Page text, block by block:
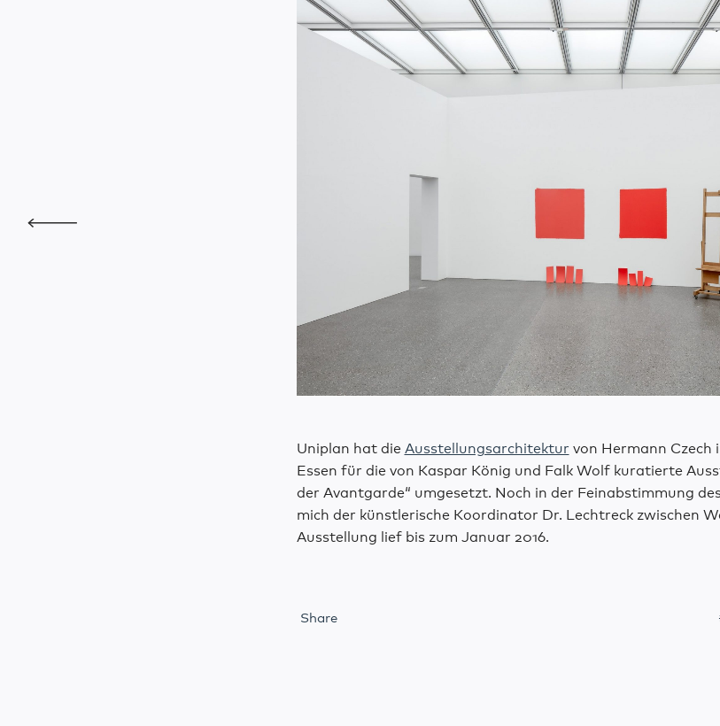
Uniplan hat die Ausstellungsarchitektur von Hermann Czech
Essen für die von Kaspar König und Falk Wolf kuratierte
der Avantgarde“ umgesetzt. Noch in der Feinabstimmung
mich der künstlerische Koordinator Dr. Lechtreck zwischen
Ausstellung lief bis zum Januar 2016.
Share